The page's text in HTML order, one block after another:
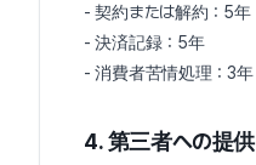
- 契約または解約：5年
- 決済記録：5年
- 消費者苦情処理：3年
4. 第三者への提供